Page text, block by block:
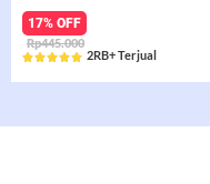
17% OFF
Rp445.000
 Rated
2RB+ Terjual